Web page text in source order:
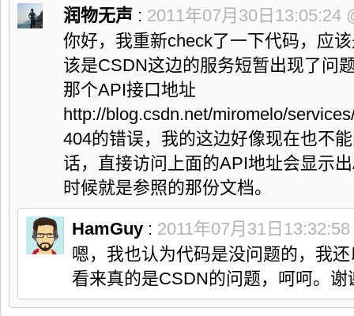
润物无声 : 2011年07月30日13:05:24
你好，我重新check了一下代码，应
该是CSDN这边的服务短暂出现了问
那个API接口地址
http://blog.csdn.net/miromelo/
404的错误，我的这边好像现在也不
话，直接访问上面的API地址会显示
时候就是参照的那份文档。
HamGuy : 2011年07月31日13:32:58
嗯，我也认为代码是没问题的，我
看来真的是CSDN的问题，呵呵。谢